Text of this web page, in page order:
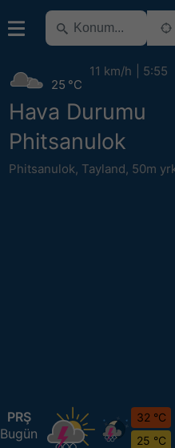
Hava Durumu
Phitsanulok
Phitsanulok, Tayland, 50m
25 °C
11 km/h 5:55
PRŞ
Bugün
32 °C
25 °C